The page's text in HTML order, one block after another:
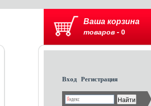
Ваша корзина
товаров - 0
Вход Регистрация